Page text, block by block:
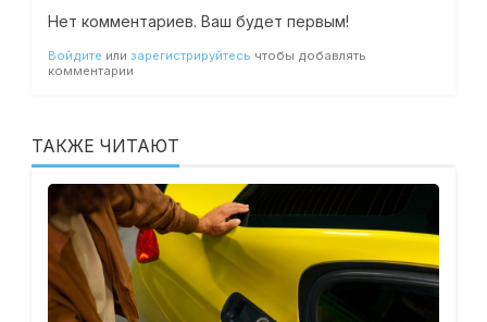
Нет комментариев. Ваш будет первым!
Войдите или зарегистрируйтесь чтобы добавлять
комментарии
ТАКЖЕ ЧИТАЮТ